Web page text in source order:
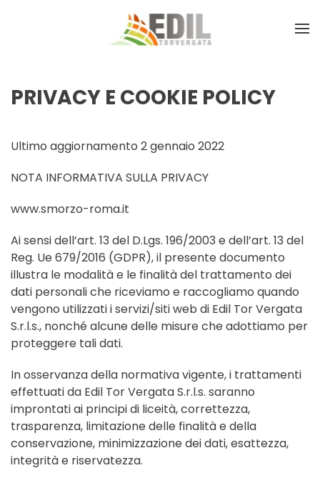
PRIVACY E COOKIE POLICY
Ultimo aggiornamento 2 gennaio 2022
NOTA INFORMATIVA SULLA PRIVACY
www.smorzo-roma.it
Ai sensi dell’art. 13 del D.Lgs. 196/2003 e dell’art. 13 del
Reg. Ue 679/2016 (GDPR), il presente documento
illustra le modalità e le finalità del trattamento dei
dati personali che riceviamo e raccogliamo quando
vengono utilizzati i servizi/siti web di Edil Tor Vergata
S.r.l.s., nonché alcune delle misure che adottiamo per
proteggere tali dati.
In osservanza della normativa vigente, i trattamenti
effettuati da Edil Tor Vergata S.r.l.s. saranno
improntati ai principi di liceità, correttezza,
trasparenza, limitazione delle finalità e della
conservazione, minimizzazione dei dati, esattezza,
integrità e riservatezza.